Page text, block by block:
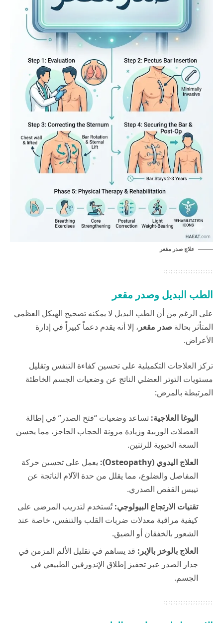
علاج صدر مقعر
الطب البديل وصدر مقعر
على الرغم من أن الطب البديل لا يمكنه تصحيح الهيكل العظمي
المتأثر بحالة صدر مقعر ، إلا أنه يقدم دعماً كبيراً في إدارة
الأعراض.
تركز العلاجات التكميلية على تحسين كفاءة التنفس وتقليل
مستويات التوتر العضلي الناتج عن وضعيات الجسم الخاطئة
المرتبطة بالمرض:
اليوغا العلاجية: تساعد وضعيات “فتح الصدر” في إطالة
العضلات الوربية وزيادة مرونة الحجاب الحاجز، مما يحسن
السعة الحيوية للرئتين.
العلاج اليدوي (Osteopathy):
يعمل على تحسين حركة
المفاصل والضلوع، مما يقلل من حدة الآلام الناتجة عن
تيبس القفص الصدري.
تقنيات الارتجاع البيولوجي:تُستخدم لتدريب المرضى على
كيفية مراقبة معدلات ضربات القلب والتنفس، خاصة عند
الشعور بالخفقان أو الضيق.
العلاج بالوخز بالإبر: قد يساهم في تقليل الألم المزمن في
جدار الصدر عبر تحفيز إطلاق الإندورفين الطبيعي في
الجسم.